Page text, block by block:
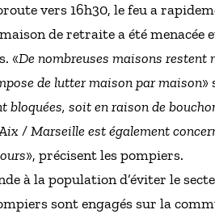
vers 16h30, le feu a
de retraite a été
«De nombreuses maisons restent
de lutter maison par maison»
bloquées, soit en raison de
/ Marseille est également
», précisent les pompiers.
à la population d’éviter le
sont engagés sur la